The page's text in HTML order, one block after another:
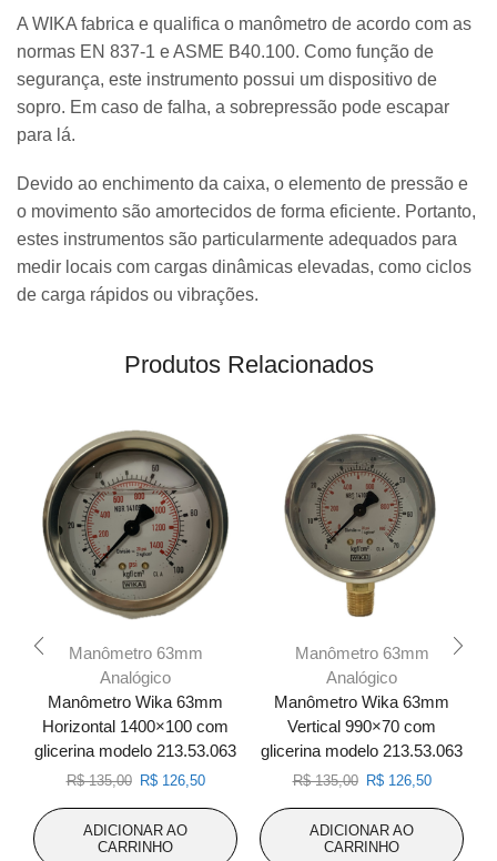
A WIKA fabrica e qualifica o manômetro de acordo com as
normas EN 837-1 e ASME B40.100. Como função de
segurança, este instrumento possui um dispositivo de
sopro. Em caso de falha, a sobrepressão pode escapar
para lá.
Devido ao enchimento da caixa, o elemento de pressão e
o movimento são amortecidos de forma eficiente. Portanto,
estes instrumentos são particularmente adequados para
medir locais com cargas dinâmicas elevadas, como ciclos
de carga rápidos ou vibrações.
Produtos Relacionados
Manômetro 63mm
Analógico
Manômetro Wika 63mm
Horizontal 1400×100 com
glicerina modelo 213.53.063
R$135,00 O
original
era:
R$126,50O
atual
ADICIONAR AO
CARRINHO
Manômetro 63mm
Analógico
Manômetro Wika 63mm
Vertical 990×70 com
glicerina modelo 213.53.063
R$135,00 O
original
era:
R$126,50O
atual
ADICIONAR AO
CARRINHO